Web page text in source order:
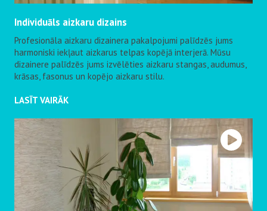
Individuāls aizkaru dizains
Profesionāla aizkaru dizainera pakalpojumi palīdzēs jums
harmoniski iekļaut aizkarus telpas kopējā interjerā. Mūsu
dizainere palīdzēs jums izvēlēties aizkaru stangas, audumus,
krāsas, fasonus un kopējo aizkaru stilu.
LASĪT VAIRĀK